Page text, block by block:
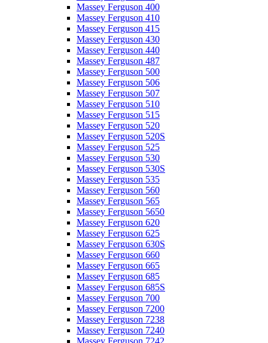
Massey Ferguson 400
Massey Ferguson 410
Massey Ferguson 415
Massey Ferguson 430
Massey Ferguson 440
Massey Ferguson 487
Massey Ferguson 500
Massey Ferguson 506
Massey Ferguson 507
Massey Ferguson 510
Massey Ferguson 515
Massey Ferguson 520
Massey Ferguson 520S
Massey Ferguson 525
Massey Ferguson 530
Massey Ferguson 530S
Massey Ferguson 535
Massey Ferguson 560
Massey Ferguson 565
Massey Ferguson 5650
Massey Ferguson 620
Massey Ferguson 625
Massey Ferguson 630S
Massey Ferguson 660
Massey Ferguson 665
Massey Ferguson 685
Massey Ferguson 685S
Massey Ferguson 700
Massey Ferguson 7200
Massey Ferguson 7238
Massey Ferguson 7240
Massey Ferguson 7242